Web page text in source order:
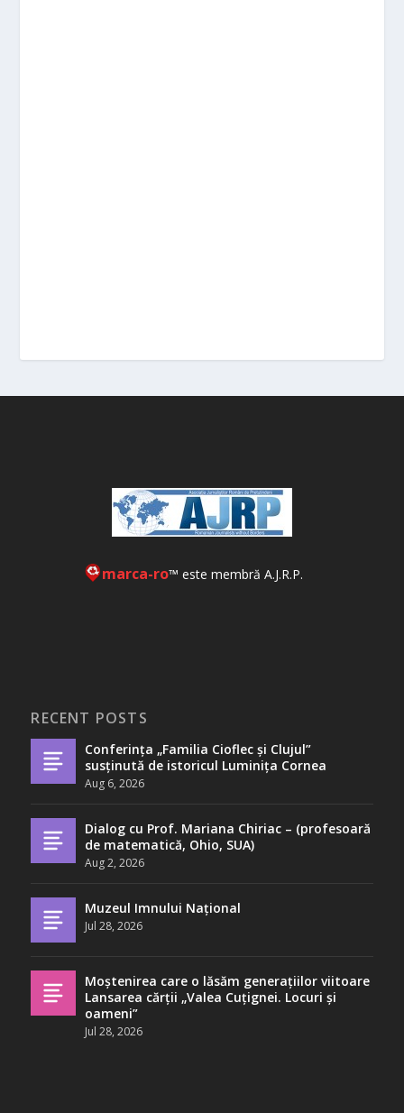
marca-ro™ este membră A.J.R.P.
RECENT POSTS
Conferința „Familia Cioflec și Clujul”
susținută de istoricul Luminița Cornea
Aug 6, 2026
Dialog cu Prof. Mariana Chiriac – (profesoară
de matematică, Ohio, SUA)
Aug 2, 2026
Muzeul Imnului Național
Jul 28, 2026
Moștenirea care o lăsăm generațiilor viitoare
Lansarea cărții „Valea Cuțignei. Locuri și
oameni”
Jul 28, 2026